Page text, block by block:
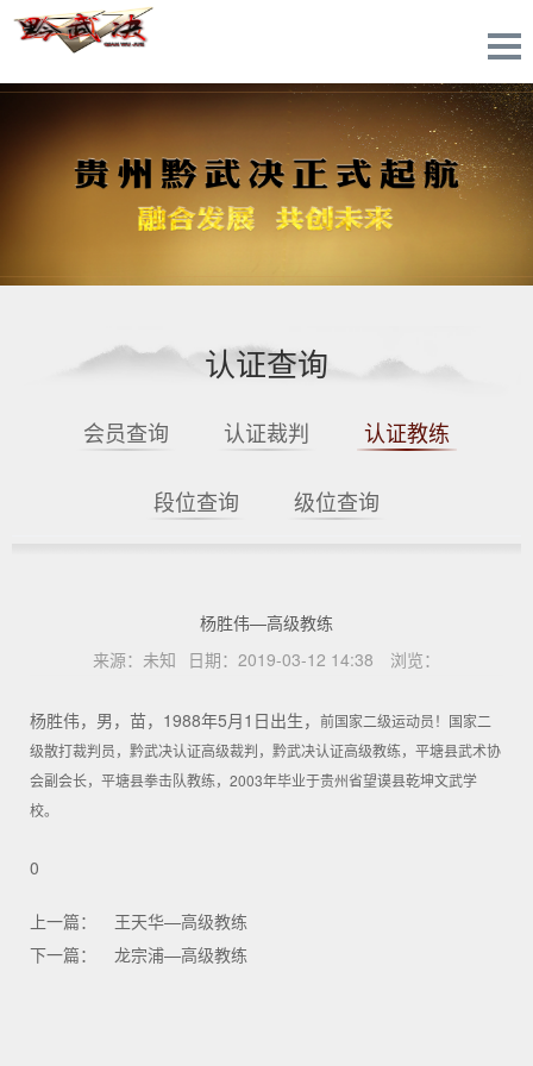
认证查询
会员查询 认证裁判 认证教练
段位查询 级位查询
杨胜伟—高级教练
来源： 未知 日期： 2019-03-12 14:38 浏览：
杨胜伟，男，苗，1988年5月1日出生， 前国家二级运动员！ 国家二
级散打裁判员， 黔武决认证高级裁判，黔武决认证高级教练， 平塘县武术协
会副会长， 平塘县拳击队教练， 2003年毕业于贵州省望谟县乾坤文武学
校。
0
上一篇：
王天华—高级教练
下一篇：
龙宗浦—高级教练